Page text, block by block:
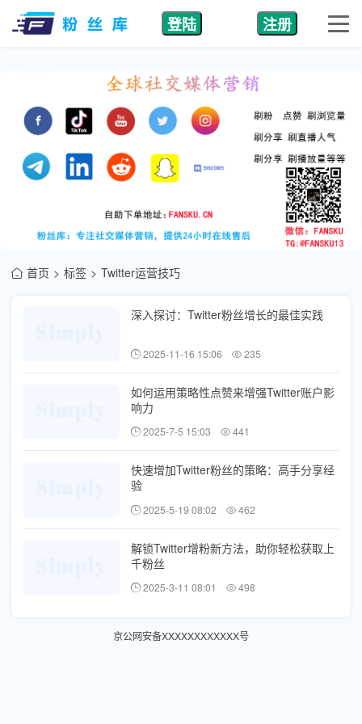
登陆 注册
首页 标签 Twitter运营技巧
深入探讨：Twitter粉丝增长的最佳实践
2025-11-16 15:06 235
如何运用策略性点赞来增强Twitter账户影
响力
2025-7-5 15:03 441
快速增加Twitter粉丝的策略：高手分享经
验
2025-5-19 08:02 462
解锁Twitter增粉新方法，助你轻松获取上
千粉丝
2025-3-11 08:01 498
京公网安备XXXXXXXXXXXX号